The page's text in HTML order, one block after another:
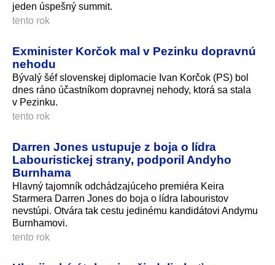
jeden úspešný summit.
tento rok
Exminister Korčok mal v Pezinku dopravnú
nehodu
Bývalý šéf slovenskej diplomacie Ivan Korčok (PS) bol
dnes ráno účastníkom dopravnej nehody, ktorá sa stala
v Pezinku.
tento rok
Darren Jones ustupuje z boja o lídra
Labouristickej strany, podporil Andyho
Burnhama
Hlavný tajomník odchádzajúceho premiéra Keira
Starmera Darren Jones do boja o lídra labouristov
nevstúpi. Otvára tak cestu jedinému kandidátovi Andymu
Burnhamovi.
tento rok